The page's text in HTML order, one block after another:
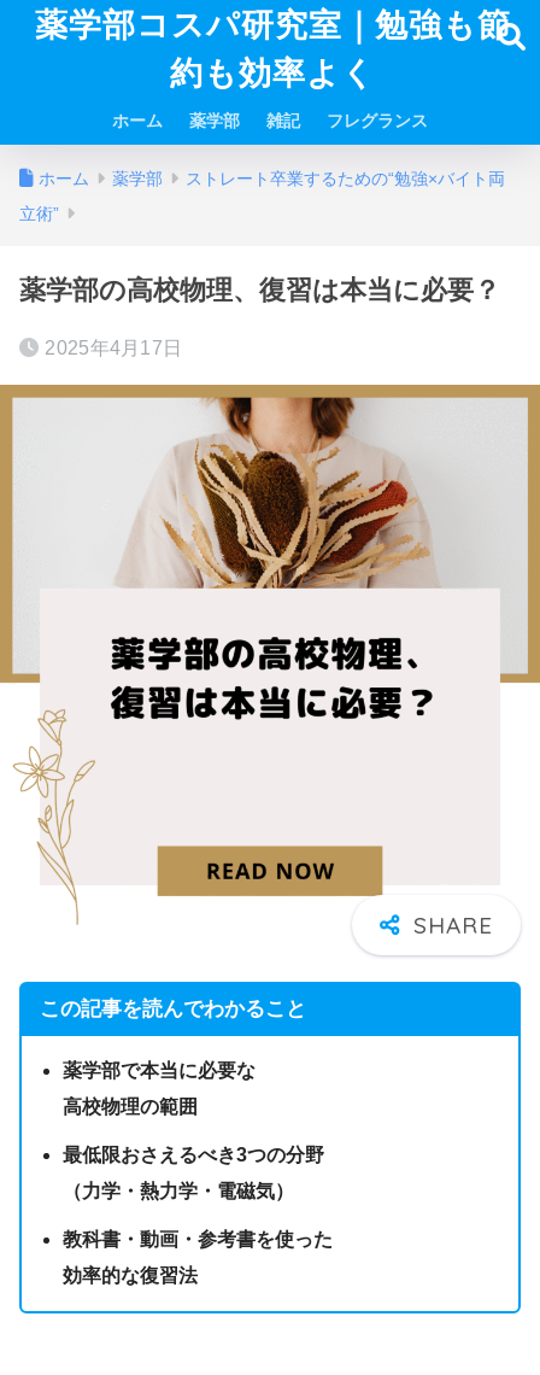
薬学部コスパ研究室｜勉強も節
約も効率よく
ホーム 薬学部 雑記 フレグランス
ホーム 薬学部
ストレート卒業するための“勉強×バイト両
立術”
薬学部の高校物理、復習は本当に必要？
2025年4月17日
この記事を読んでわかること
薬学部で本当に必要な
高校物理の範囲
最低限おさえるべき3つの分野
（力学・熱力学・電磁気）
教科書・動画・参考書を使った
効率的な復習法